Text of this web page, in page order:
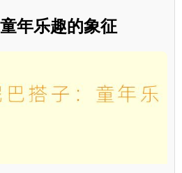
年乐趣的象征